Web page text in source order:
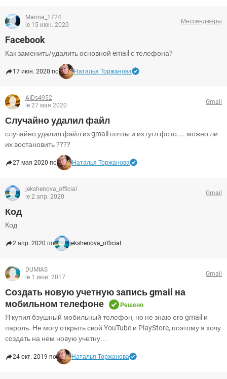
Marina_1724
le 15 июн. 2020
Мессенджеры
Facebook
Как заменить/удалить основной email с телефона?
17 июн. 2020 по Наталья Торжанова
AIDs4952
le 27 мая 2020
Gmail
Случайно удалил файл
случайно удалил файл из gmail почты и из гугл фото.... можно ли
их востановить ????
27 мая 2020 по Наталья Торжанова
jekshenova_official
le 2 апр. 2020
Gmail
Код
Код
2 апр. 2020 по jekshenova_official
DUMIAS
le 1 июн. 2017
Gmail
Создать новую учетную запись gmail на
мобильном телефоне
Решено
Я купил бэушный мобильный телефон, но не знаю его gmail и
пароль. Не могу открыть свой YouTube и PlayStore, поэтому я хочу
создать на нем новую учетну...
24 окт. 2019 по Наталья Торжанова